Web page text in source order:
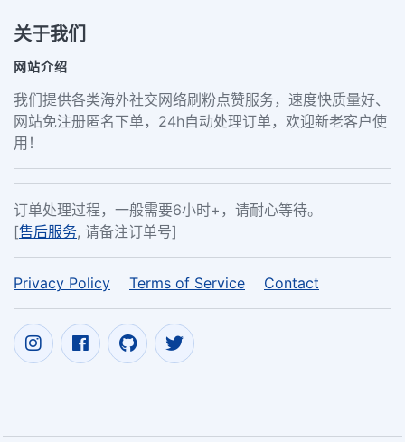
关于我们
网站介绍
我们提供各类海外社交网络刷粉点赞服务，速度快质量好、
网站免注册匿名下单，24h自动处理订单，欢迎新老客户使
用！
订单处理过程，一般需要6小时+，请耐心等待。
[售后服务, 请备注订单号]
Privacy Policy Terms of Service Contact